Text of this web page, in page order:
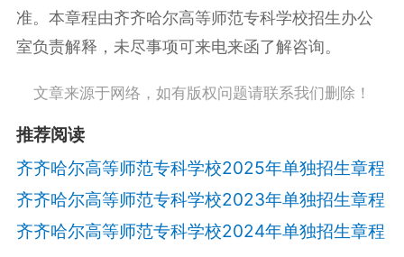
准。本章程由齐齐哈尔高等师范专科学校招生办公
室负责解释，未尽事项可来电来函了解咨询。
文章来源于网络，如有版权问题请联系我们删除！
推荐阅读
齐齐哈尔高等师范专科学校2025年单独招生章程
齐齐哈尔高等师范专科学校2023年单独招生章程
齐齐哈尔高等师范专科学校2024年单独招生章程